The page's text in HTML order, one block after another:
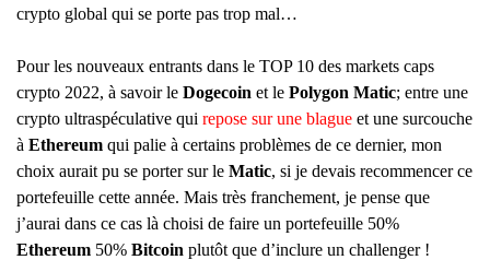
crypto global qui se porte pas trop mal…
Pour les nouveaux entrants dans le TOP 10 des markets caps
crypto 2022, à savoir le Dogecoin et le Polygon Matic; entre une
crypto ultraspéculative qui repose sur une blague et une surcouche
à Ethereum qui palie à certains problèmes de ce dernier, mon
choix aurait pu se porter sur le Matic, si je devais recommencer ce
portefeuille cette année. Mais très franchement, je pense que
j’aurai dans ce cas là choisi de faire un portefeuille 50%
Ethereum 50% Bitcoin plutôt que d’inclure un challenger !